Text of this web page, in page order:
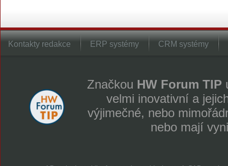
Kontakty redakce ERP systémy CRM systémy
Značkou HW Forum TIP
velmi inovativní a
výjimečné, nebo
nebo mají